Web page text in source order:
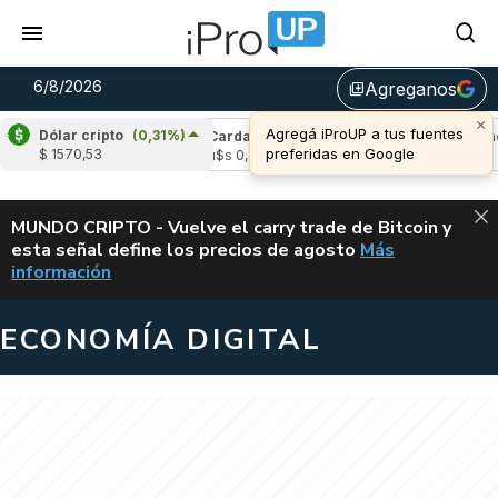
6/8/2026 library_addAgreganos
×
Agregá iProUP a tus fuentes
preferidas en Google
Dólar cripto (0,31%)
$ 1570,53
(-3,56%)
Cardano (5,99%)
u$s 0,20
Avalanche
(-
u$s 6,46
ALERTA
MUNDO CRIPTO - Vuelve el carry trade de Bitcoin y
esta señal define los precios de agosto VUELVE EL
Más
información
ECONOMÍA DIGITAL